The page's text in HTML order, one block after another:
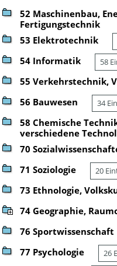
52 Maschinenbau,
Fertigungstechnik
53 Elektrotechnik
54 Informatik 58
55 Verkehrstechnik,
56 Bauwesen 34
58 Chemische
verschiedene
70
71 Soziologie 20
73 Ethnologie,
74 Geographie,
76 Sportwissenschaft
77 Psychologie 26